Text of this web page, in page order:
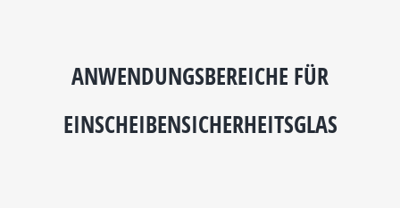
ANWENDUNGSBEREICHE FÜR
EINSCHEIBENSICHERHEITSGLAS